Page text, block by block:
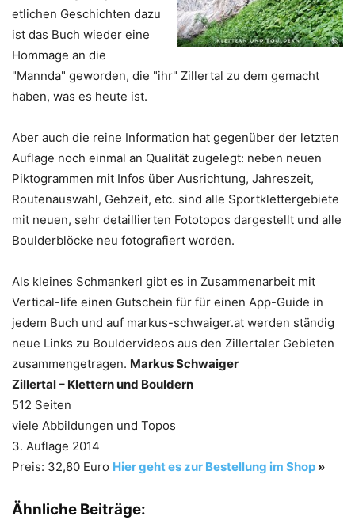
etlichen Geschichten dazu
ist das Buch wieder eine
Hommage an die
"Mannda" geworden, die "ihr" Zillertal zu dem gemacht
haben, was es heute ist.
Aber auch die reine Information hat gegenüber der letzten
Auflage noch einmal an Qualität zugelegt: neben neuen
Piktogrammen mit Infos über Ausrichtung, Jahreszeit,
Routenauswahl, Gehzeit, etc. sind alle Sportklettergebiete
mit neuen, sehr detaillierten Fototopos dargestellt und alle
Boulderblöcke neu fotografiert worden.
Als kleines Schmankerl gibt es in Zusammenarbeit mit
Vertical-life einen Gutschein für für einen App-Guide in
jedem Buch und auf markus-schwaiger.at werden ständig
neue Links zu Bouldervideos aus den Zillertaler Gebieten
zusammengetragen. Markus Schwaiger
Zillertal – Klettern und Bouldern
512 Seiten
viele Abbildungen und Topos
3. Auflage 2014
Preis: 32,80 Euro Hier geht es zur Bestellung im Shop »
Ähnliche Beiträge: